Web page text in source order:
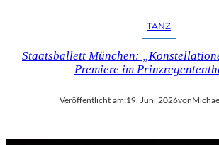
TANZ
Staatsballett München:
Premiere im
Veröffentlicht am:19. Juni 2026von